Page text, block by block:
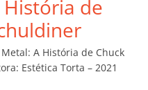
Cl
a
ss
ro
n
k
til
h
ar
de
A História de Chuck
Estética Torta – 2021